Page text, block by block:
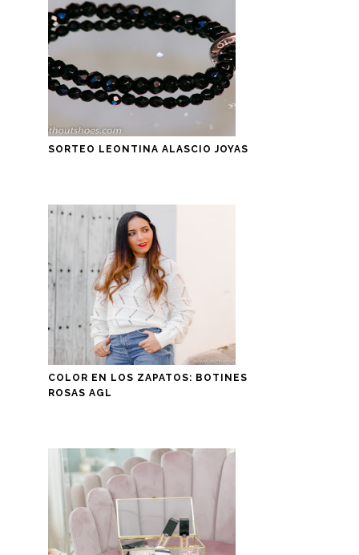
SORTEO LEONTINA ALASCIO JOYAS
COLOR EN LOS ZAPATOS: BOTINES
ROSAS AGL